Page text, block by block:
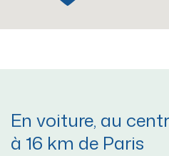
En voiture, au
à 16 km de Paris